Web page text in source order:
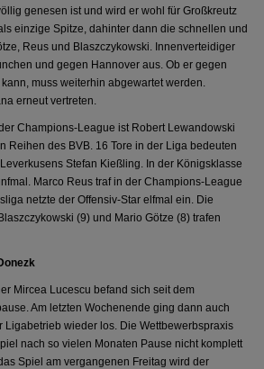
genesen ist und wird er wohl für Großkreutz
einzige Spitze, dahinter dann die schnellen und
Reus und Blaszczykowski. Innenverteidiger
und gegen Hannover aus. Ob er gegen
muss weiterhin abgewartet werden.
erneut vertreten.
Champions-League ist Robert Lewandowski
Reihen des BVB. 16 Tore in der Liga bedeuten
Stefan Kießling. In der Königsklasse
Marco Reus traf in der Champions-League
netzte der Offensiv-Star elfmal ein. Die
(9) und Mario Götze (8) trafen
Mircea Lucescu befand sich seit dem
Am letzten Wochenende ging dann auch
Ligabetrieb wieder los. Die Wettbewerbspraxis
nach so vielen Monaten Pause nicht komplett
Spiel am vergangenen Freitag wird der